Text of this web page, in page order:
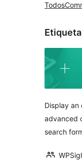
Todos
Display an
advanced
search